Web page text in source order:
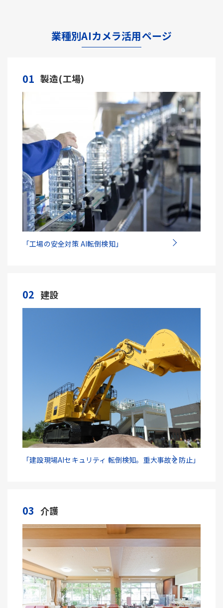
業種別AIカメラ活用ページ
01 製造(工場)
「工場の安全対策 AI転倒検知」
02 建設
「建設現場AIセキュリティ 転倒検知。重大事故を防止」
03 介護